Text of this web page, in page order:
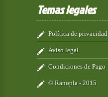
Temas legales
Política de privacidad
Aviso legal
Condiciones de Pago
© Ranopla - 2015